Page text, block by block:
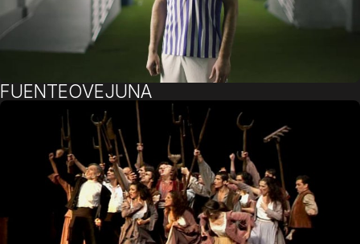
FUENTEOVEJUNA